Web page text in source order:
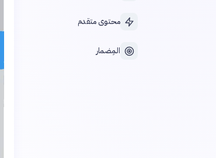
محتوى متقدم
المِضمار